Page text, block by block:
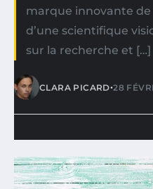
marque innovante
d’une scientifique
sur la recherche et […]
CLARA PICARD•28